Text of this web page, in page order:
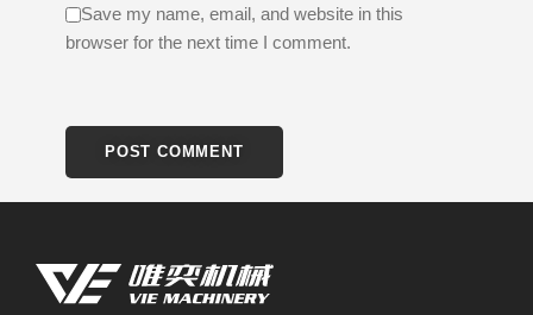
Save my name, email, and website in this
browser for the next time I comment.